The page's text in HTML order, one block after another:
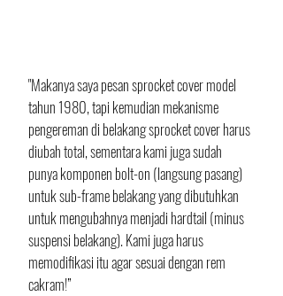
"Makanya saya pesan sprocket cover model
tahun 1980, tapi kemudian mekanisme
pengereman di belakang sprocket cover harus
diubah total, sementara kami juga sudah
punya komponen bolt-on (langsung pasang)
untuk sub-frame belakang yang dibutuhkan
untuk mengubahnya menjadi hardtail (minus
suspensi belakang). Kami juga harus
memodifikasi itu agar sesuai dengan rem
cakram!”